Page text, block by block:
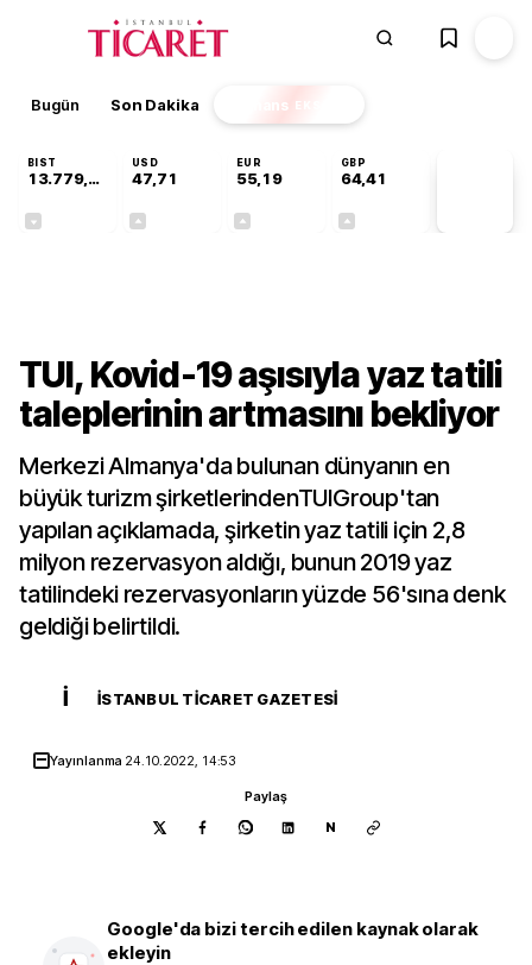
Bugün Son Dakika Finans EKSTRA
BIST
13.779,39
USD
47,71
EUR
55,19
GBP
64,41
TUI, Kovid-19 aşısıyla yaz tatili
taleplerinin artmasını bekliyor
Merkezi Almanya'da bulunan dünyanın en
büyük turizm şirketlerindenTUIGroup'tan
yapılan açıklamada, şirketin yaz tatili için 2,8
milyon rezervasyon aldığı, bunun 2019 yaz
tatilindeki rezervasyonların yüzde 56'sına denk
geldiği belirtildi.
İ İSTANBUL TICARET GAZETESI
Yayınlanma 24.10.2022, 14:53
Paylaş
N
Google'da bizi tercih edilen kaynak olarak
ekleyin